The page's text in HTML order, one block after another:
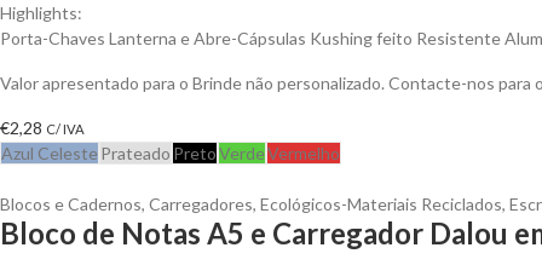
Highlights:
Porta-Chaves Lanterna e Abre-Cápsulas Kushing feito Resistente
Valor apresentado para o Brinde não personalizado. Contacte-nos
€2,28 C/ IVA
Azul Celeste Prateado PretoVerdeVermelho
Blocos e Cadernos, Carregadores, Ecológicos-Materiais Reciclados,
Bloco de Notas A5 e Carregador Dalou